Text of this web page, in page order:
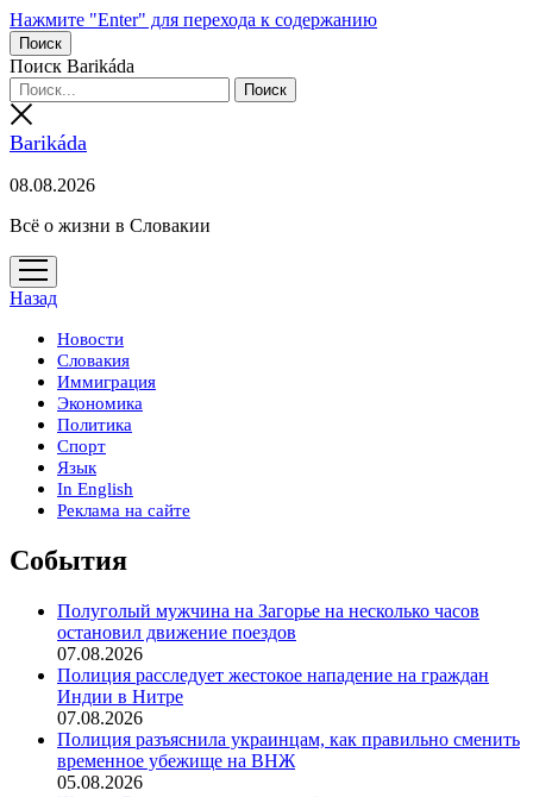
Нажмите "Enter" для перехода к содержанию
Поиск
Поиск Barikáda
Barikáda
08.08.2026
Всё о жизни в Словакии
открыть
меню
Назад
Новости
Словакия
Иммиграция
Экономика
Политика
Спорт
Язык
In English
Реклама на сайте
События
Полуголый мужчина на Загорье на несколько часов
остановил движение поездов
07.08.2026
Полиция расследует жестокое нападение на граждан
Индии в Нитре
07.08.2026
Полиция разъяснила украинцам, как правильно сменить
временное убежище на ВНЖ
05.08.2026